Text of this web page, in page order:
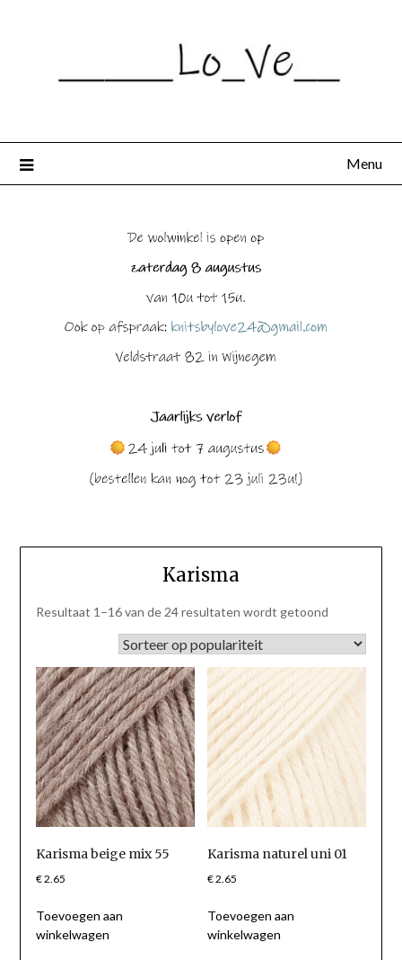
Menu
Karisma
Resultaat 1–16 van de 24 resultaten wordt getoondGesorteerd
op
populariteit
Karisma beige mix 55
€2.65
Toevoegen aan
winkelwagen
Karisma naturel uni 01
€2.65
Toevoegen aan
winkelwagen